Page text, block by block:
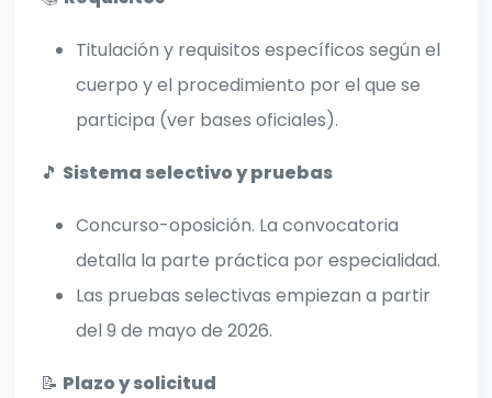
Titulación y requisitos específicos según el
cuerpo y el procedimiento por el que se
participa (ver bases oficiales).
🎵 Sistema selectivo y pruebas
Concurso-oposición. La convocatoria
detalla la parte práctica por especialidad.
Las pruebas selectivas empiezan a partir
del 9 de mayo de 2026.
📝 Plazo y solicitud